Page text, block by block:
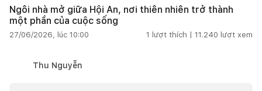
Ngôi nhà mở giữa Hội An, nơi thiên nhiên trở thành
một phần của cuộc sống
27/06/2026, lúc 10:00 1 lượt thích | 11.240 lượt xem
Thu Nguyễn